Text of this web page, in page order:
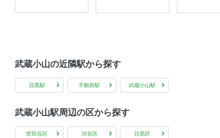
その他
武蔵小山の近隣駅から探す
目黒駅 不動前駅 武蔵小山駅
武蔵小山駅周辺の区から探す
世田谷区 渋谷区 目黒区